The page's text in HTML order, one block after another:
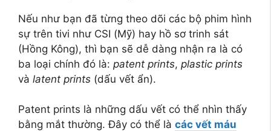
Nếu như bạn đã từng theo dõi các bộ phim hình
sự trên tivi như CSI (Mỹ) hay hồ sơ trinh sát
(Hồng Kông), thì bạn sẽ dễ dàng nhận ra là có
ba loại chính đó là: patent prints, plastic prints
và latent prints (dấu vết ẩn).
Patent prints là những dấu vết có thể nhìn thấy
bằng mắt thường. Đây có thể là các vết máu